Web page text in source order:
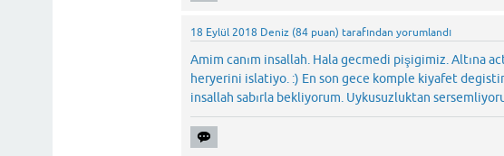
18 Eylül 2018 Deniz (84 puan) tarafından yorumlandı
Amim canım insallah. Hala gecmedi pişigimiz. Altına
heryerini islatiyo. :) En son gece komple kiyafet
insallah sabırla bekliyorum. Uykusuzluktan